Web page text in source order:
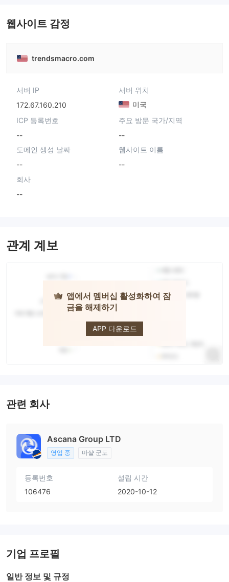
웹사이트 감정
trendsmacro.com
서버 IP
172.67.160.210
서버 위치
미국
ICP 등록번호
--
주요 방문 국가/지역
--
도메인 생성 날짜
--
웹사이트 이름
--
회사
--
관계 계보
앱에서 멤버십 활성화하여 잠
금을 해제하기
APP 다운로드
TRENDSMACRO
관련 회사
Ascana Group LTD
영업 중 마샬 군도
등록번호
106476
설립 시간
2020-10-12
기업 프로필
일반 정보 및 규정